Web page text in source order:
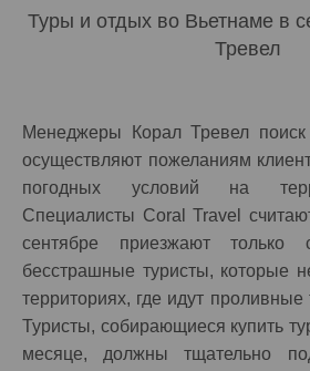
Туры и отдых во Вьетнаме в
Тревел
Менеджеры Корал Тревел
осуществляют пожеланиям
погодных условий на
Специалисты Coral Travel
сентябре приезжают
бесстрашные туристы, которые
территориях, где идут
Туристы, собирающиеся купить
месяце, должны тщательно